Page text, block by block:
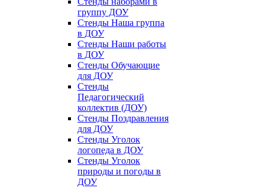
группу ДОУ
Стенды Наша группа
в ДОУ
Стенды Наши работы
в ДОУ
Стенды Обучающие
для ДОУ
Стенды
Педагогический
коллектив (ДОУ)
Стенды Поздравления
для ДОУ
Стенды Уголок
логопеда в ДОУ
Стенды Уголок
природы и погоды в
ДОУ